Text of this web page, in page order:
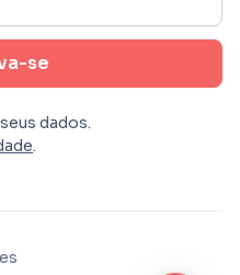
dados.
.